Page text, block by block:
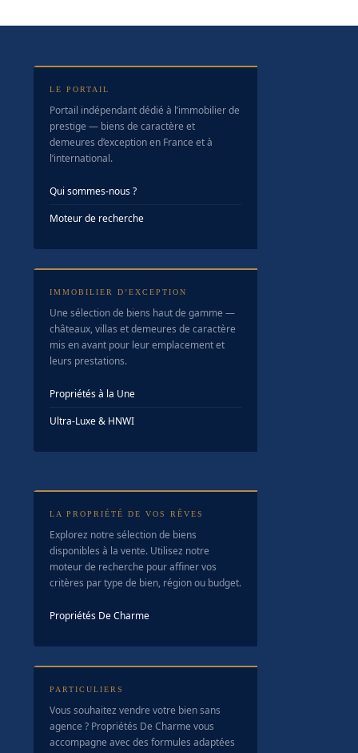
LE PORTAIL
Portail indépendant dédié à l’immobilier de
prestige — biens de caractère et
demeures d’exception en France et à
l’international.
Qui sommes-nous ?
Moteur de recherche
IMMOBILIER D’EXCEPTION
Une sélection de biens haut de gamme —
châteaux, villas et demeures de caractère
mis en avant pour leur emplacement et
leurs prestations.
Propriétés à la Une
Ultra-Luxe & HNWI
LA PROPRIÉTÉ DE VOS RÊVES
Explorez notre sélection de biens
disponibles à la vente. Utilisez notre
moteur de recherche pour affiner vos
critères par type de bien, région ou budget.
Propriétés De Charme
PARTICULIERS
Vous souhaitez vendre votre bien sans
agence ? Propriétés De Charme vous
accompagne avec des formules adaptées